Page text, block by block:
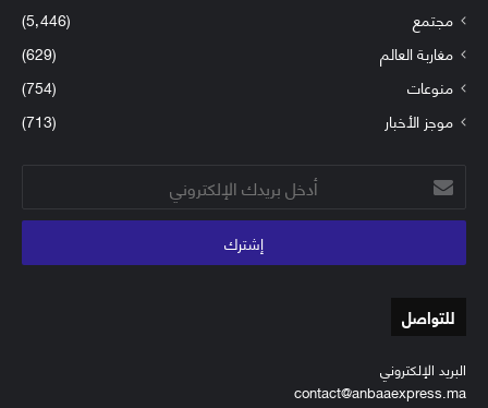
مجتمع
(5٬446)
مغاربة العالم
(629)
منوعات
(754)
موجز الأخبار
(713)
أدخل
بريدك
الإلكتروني
للتواصل
البريد الإلكتروني
contact@anbaaexpress.ma